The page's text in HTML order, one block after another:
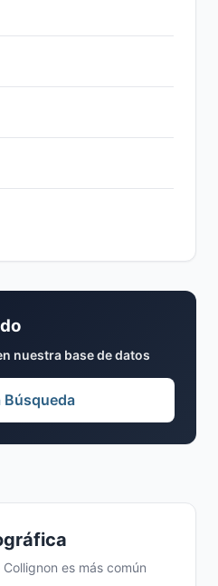
es más común
nuestra base de datos
Búsqueda